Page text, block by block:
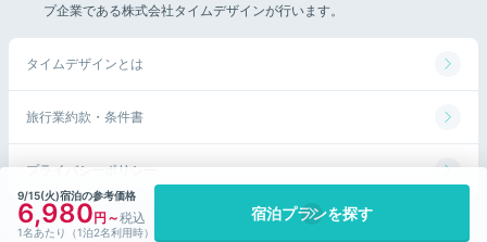
9/15(火)宿泊の参考価格
6,980
1名あたり（1泊2名利用時）
宿泊プランを探す
プ企業である株式会社タイムデザインが行います。
タイムデザインとは
旅行業約款・条件書
プライバシーポリシー
©Kakaku.com, Inc. All Rights Reserved.